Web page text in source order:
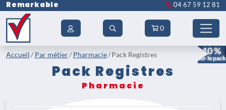
Remarkable 04 67 59 12 81
0
Accueil Par métier Pharmacie Pack Registres
Pack Registres
Pharmacie
- 10 %
sur le pack